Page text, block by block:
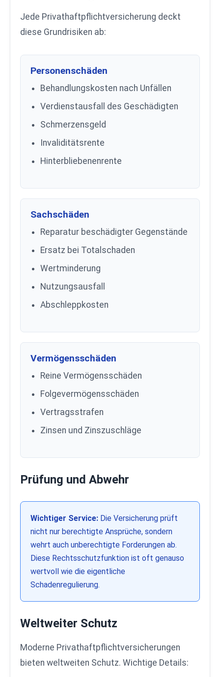
Jede Privathaftpflichtversicherung deckt
diese Grundrisiken ab:
Personenschäden
Behandlungskosten nach Unfällen
Verdienstausfall des Geschädigten
Schmerzensgeld
Invaliditätsrente
Hinterbliebenenrente
Sachschäden
Reparatur beschädigter Gegenstände
Ersatz bei Totalschaden
Wertminderung
Nutzungsausfall
Abschleppkosten
Vermögensschäden
Reine Vermögensschäden
Folgevermögensschäden
Vertragsstrafen
Zinsen und Zinszuschläge
Prüfung und Abwehr
Wichtiger Service: Die Versicherung prüft
nicht nur berechtigte Ansprüche, sondern
wehrt auch unberechtigte Forderungen ab.
Diese Rechtsschutzfunktion ist oft genauso
wertvoll wie die eigentliche
Schadenregulierung.
Weltweiter Schutz
Moderne Privathaftpflichtversicherungen
bieten weltweiten Schutz. Wichtige Details: